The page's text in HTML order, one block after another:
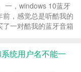
一，windows 10蓝牙
，感觉总是听酷我的
一对酷我的蓝牙音箱
法，就跟着买了一...
统用户名不能一